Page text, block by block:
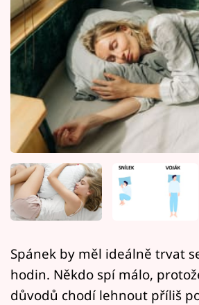
Seriály
Horoskopy
Sledujte prima+
Filmový festival Karlovy
Pořady
Mámy sobě
Sledujte nás
Spánek by měl ideálně trvat
hodin. Někdo spí málo,
důvodů chodí lehnout příliš